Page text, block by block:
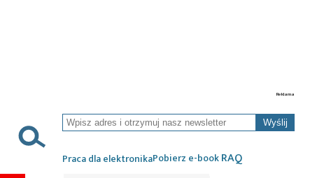
Wyślij
Praca dla elektronikaPobierz e-bookRAQ